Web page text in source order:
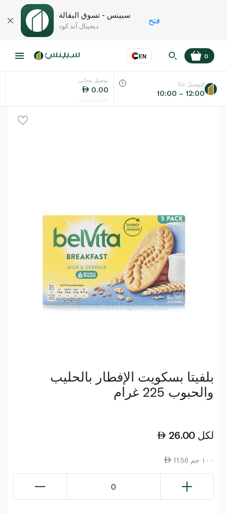
سبينس - تسوق البقالة
ديجيتال آند كود
فتح
EN
اللغة عر
0
توصيل مجاني
0.00
التوصيل غدًا
10:00 – 12:00
بلفيتا بسكويت الإفطار بالحليب
والحبوب 225 غرام
26.00 لكل
11.56 ١٠٠ جم
0